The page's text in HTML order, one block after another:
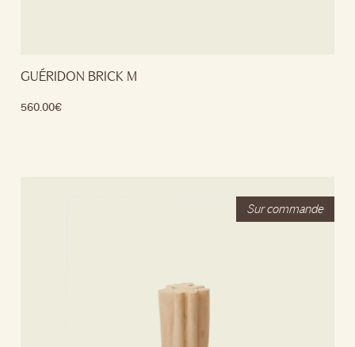
GUÉRIDON BRICK M
560.00€